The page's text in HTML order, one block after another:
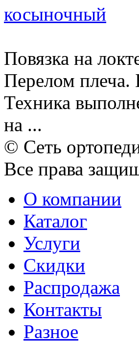
косыночный
Повязка на
Перелом плеча.
Техника
на ...
© Сеть
Все права
О компании
Каталог
Услуги
Скидки
Распродажа
Контакты
Разное